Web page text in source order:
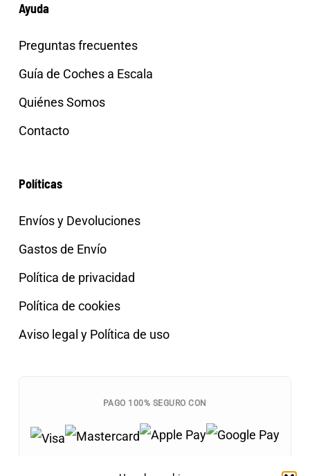
Ayuda
Preguntas frecuentes
Guía de Coches a Escala
Quiénes Somos
Contacto
Políticas
Envíos y Devoluciones
Gastos de Envío
Política de privacidad
Política de cookies
Aviso legal y Política de uso
PAGO 100% SEGURO CON